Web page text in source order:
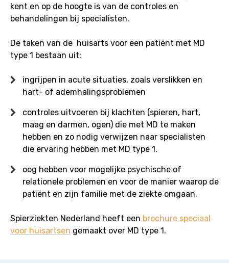
kent en op de hoogte is van de controles en
behandelingen bij specialisten.
De taken van de huisarts voor een patiënt met MD
type 1 bestaan uit:
ingrijpen in acute situaties, zoals verslikken en
hart- of ademhalingsproblemen
controles uitvoeren bij klachten (spieren, hart,
maag en darmen, ogen) die met MD te maken
hebben en zo nodig verwijzen naar specialisten
die ervaring hebben met MD type 1.
oog hebben voor mogelijke psychische of
relationele problemen en voor de manier waarop de
patiënt en zijn familie met de ziekte omgaan.
Spierziekten Nederland heeft een brochure speciaal
voor huisartsen gemaakt over MD type 1.